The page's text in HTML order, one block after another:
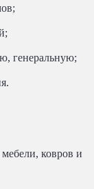
генеральную;
ковров и